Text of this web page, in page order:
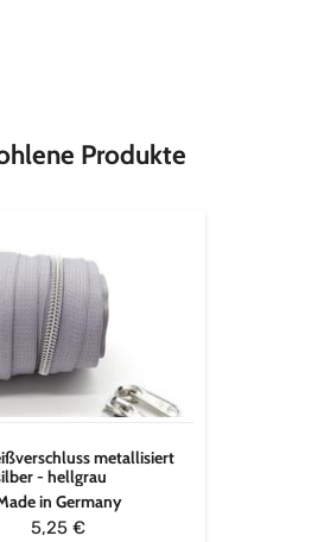
Produkte
metallisiert
- hellgrau
in Germany
5,25 €